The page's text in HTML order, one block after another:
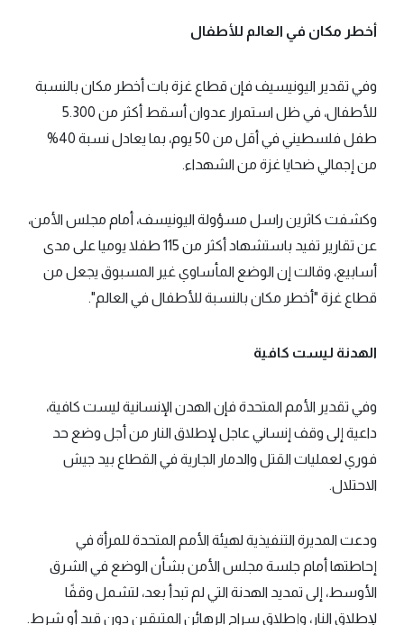
أخطر مكان في العالم للأطفال
وفي تقدير اليونيسيف فإن قطاع غزة بات أخطر مكان بالنسبة
للأطفال، في ظل استمرار عدوان أسقط أكثر من 5.300
طفل فلسطيني في أقل من 50 يوم، بما يعادل نسبة 40%
من إجمالي ضحايا غزة من الشهداء.
وكشفت كاثرين راسل مسؤولة اليونيسف، أمام مجلس الأمن،
عن تقارير تفيد باستشهاد أكثر من 115 طفلا يوميا على مدى
أسابيع، وقالت إن الوضع المأساوي غير المسبوق يجعل من
قطاع غزة "أخطر مكان بالنسبة للأطفال في العالم".
الهدنة ليست كافية
وفي تقدير الأمم المتحدة فإن الهدن الإنسانية ليست كافية،
داعية إلى وقف إنساني عاجل لإطلاق النار من أجل وضع حد
فوري لعمليات القتل والدمار الجارية في القطاع بيد جيش
الاحتلال.
ودعت المديرة التنفيذية لهيئة الأمم المتحدة للمرأة في
إحاطتها أمام جلسة مجلس الأمن بشأن الوضع في الشرق
الأوسط، إلى تمديد الهدنة التي لم تبدأ بعد، لتشمل وقفًا
لإطلاق النار، وإطلاق سراح الرهائن المتبقين دون قيد أو شرط.